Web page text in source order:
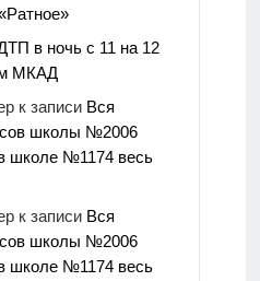
в ночь с 11 на 12
МКАД
к записи Вся
школы №2006
школе №1174 весь
к записи Вся
школы №2006
школе №1174 весь